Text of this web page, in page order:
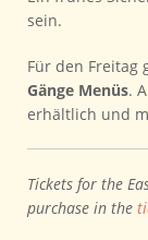
sein.
Für den Freitag
Gänge Menüs.
erhältlich und
Tickets for the
purchase in the